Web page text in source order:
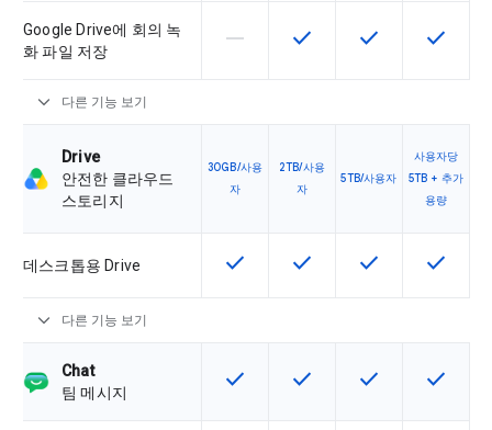
Google Drive에 회의 녹
화 파일 저장
이 기능은 이 SKU에서 지원되지
horizontal_rule 이 기능은 SKU에서 사용
check 이 기능은 SKU
check 이 기능
check
expand_more 다른 기능 보기
Drive
안전한 클라우드
스토리지
30GB/사용
자
2TB/사용
자
5TB/사용자
사용자당
5TB + 추가
용량
데스크톱용 Drive 이 기능은 SKU에서 사용할 수 있습
check 이 기능은 SKU에서 사용
check 이 기능은 SKU
check 이 기능
check
expand_more 다른 기능 보기
Chat
팀 메시지
이 기능은 SKU에서 사용할 수 있습
check 이 기능은 SKU에서 사용
check 이 기능은 SKU
check 이 기능
check